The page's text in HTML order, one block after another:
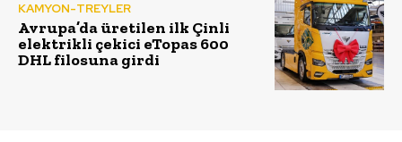
KAMYON-TREYLER
Avrupa’da üretilen ilk Çinli
elektrikli çekici eTopas 600
DHL filosuna girdi